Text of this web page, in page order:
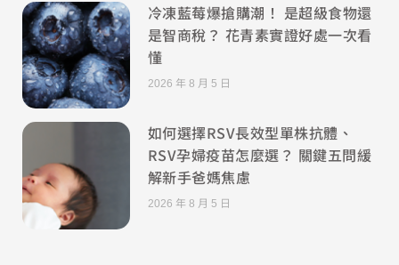
冷凍藍莓爆搶購潮！ 是超級食物還
是智商稅？ 花青素實證好處一次看
懂
2026 年 8 月 5 日
如何選擇RSV長效型單株抗體、
RSV孕婦疫苗怎麼選？ 關鍵五問緩
解新手爸媽焦慮
2026 年 8 月 5 日